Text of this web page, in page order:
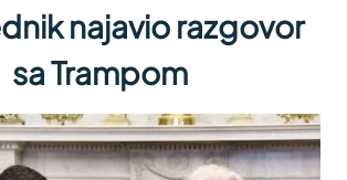
najavio razgovor
sa Trampom